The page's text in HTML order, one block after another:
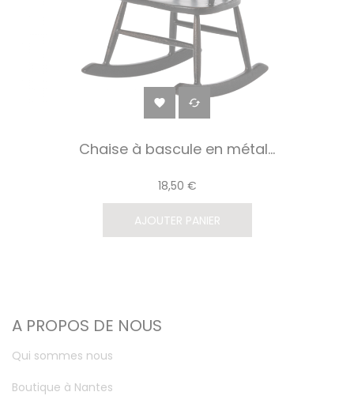
 
Chaise à bascule en métal...
18,50 €
AJOUTER PANIER
A PROPOS DE NOUS
Qui sommes nous
Boutique à Nantes